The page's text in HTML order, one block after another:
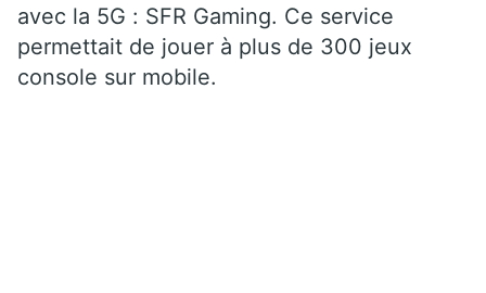
avec la 5G : SFR Gaming. Ce service
permettait de jouer à plus de 300 jeux
console sur mobile.